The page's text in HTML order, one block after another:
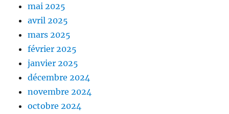
mai 2025
avril 2025
mars 2025
février 2025
janvier 2025
décembre 2024
novembre 2024
octobre 2024